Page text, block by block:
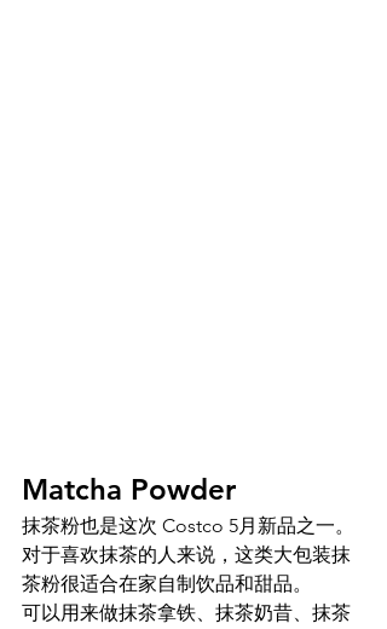
Matcha Powder
抹茶粉也是这次 Costco 5月新品之一。
对于喜欢抹茶的人来说，这类大包装抹
茶粉很适合在家自制饮品和甜品。
可以用来做抹茶拿铁、抹茶奶昔、抹茶